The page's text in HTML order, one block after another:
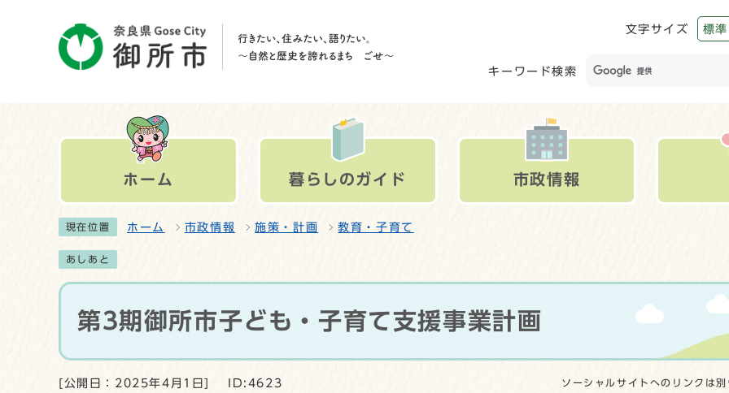
文字サイズ 標準
キーワード検索
ホーム 暮らしのガイド 市政情報
現在位置 ホーム 市政情報 施策・計画 教育・子育て
あしあと
第3期御所市子ども・子育て支援事業計画
[公開日：2025年4月1日] ID:4623 ソーシャルサイトへのリンクは